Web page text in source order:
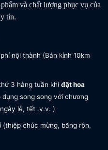
và chất lượng phục vụ của
tín.
nội thành (Bán kính 10km
3 hàng tuần khi đặt hoa
song song với chương
lễ, tết .v.v. )
chúc mừng, băng rôn,